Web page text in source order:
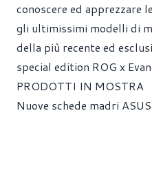
conoscere ed apprezzare
gli ultimissimi modelli di
della più recente ed
special edition ROG x
PRODOTTI IN MOSTRA
Nuove schede madri